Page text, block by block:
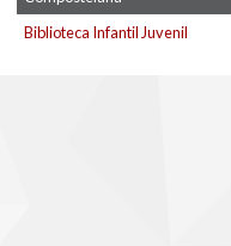
Biblioteca Infantil Juvenil